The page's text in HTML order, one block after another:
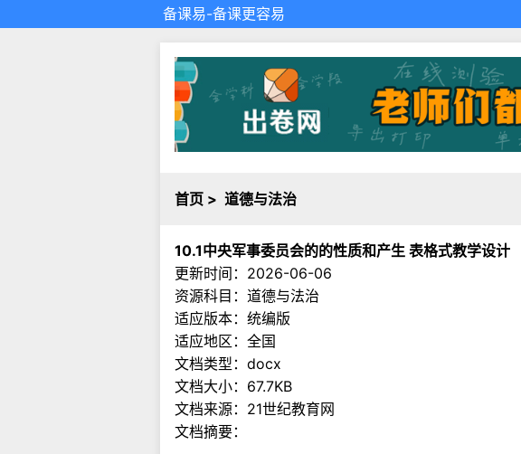
备课易-备课更容易
首页 > 道德与法治
10.1中央军事委员会的的性质和产生 表格式教学设计
更新时间：2026-06-06
资源科目：道德与法治
适应版本：统编版
适应地区：全国
文档类型：docx
文档大小：67.7KB
文档来源： 21世纪教育网
文档摘要：